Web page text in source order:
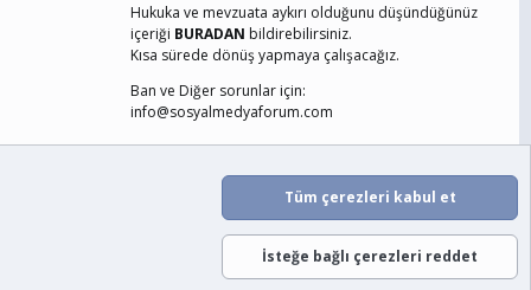
Hukuka ve mevzuata aykırı olduğunu düşündüğünüz
içeriği BURADAN bildirebilirsiniz.
Kısa sürede dönüş yapmaya çalışacağız.
Ban ve Diğer sorunlar için:
info@sosyalmedyaforum.com
Gizlilik Politikası Yardım Ana Sayfa
S
Tüm çerezleri kabul et
İsteğe bağlı çerezleri reddet